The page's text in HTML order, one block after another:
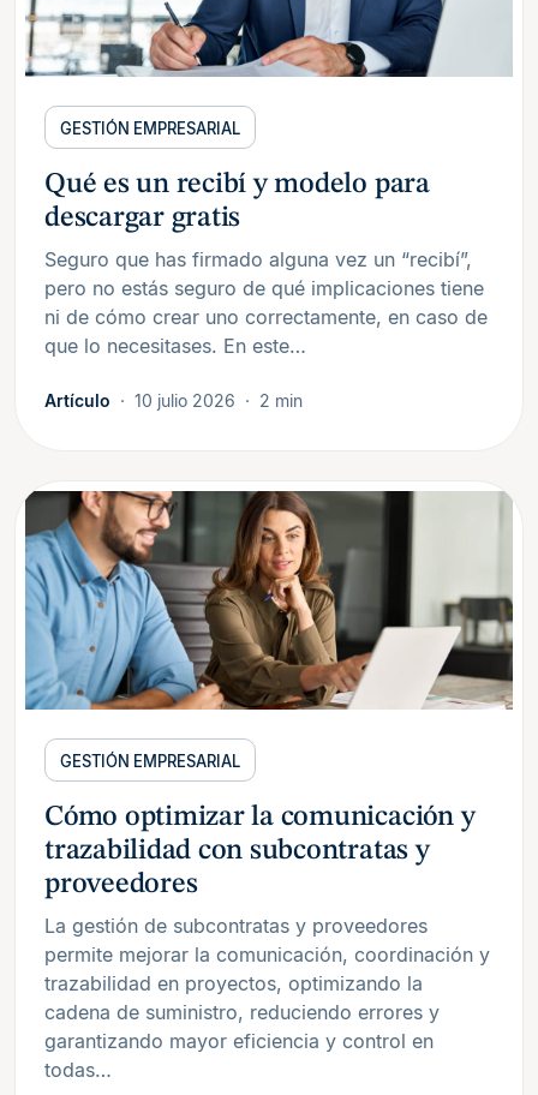
GESTIÓN EMPRESARIAL
Qué es un recibí y modelo para
descargar gratis
Seguro que has firmado alguna vez un “recibí”,
pero no estás seguro de qué implicaciones tiene
ni de cómo crear uno correctamente, en caso de
que lo necesitases. En este…
Artículo 10 julio 2026 2 min
GESTIÓN EMPRESARIAL
Cómo optimizar la comunicación y
trazabilidad con subcontratas y
proveedores
La gestión de subcontratas y proveedores
permite mejorar la comunicación, coordinación y
trazabilidad en proyectos, optimizando la
cadena de suministro, reduciendo errores y
garantizando mayor eficiencia y control en
todas…